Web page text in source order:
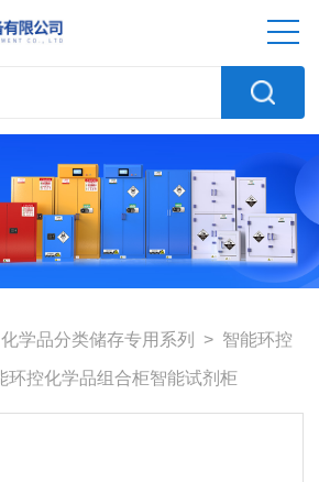
化学品分类储存专用系列 > 智能环控
环控化学品组合柜智能试剂柜